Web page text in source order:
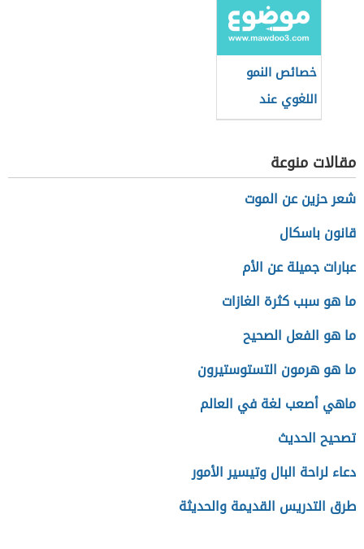
خصائص النمو
اللغوي عند
الأطفال
مقالات منوعة
شعر حزين عن الموت
قانون باسكال
عبارات جميلة عن الأم
ما هو سبب كثرة الغازات
ما هو الفعل الصحيح
ما هو هرمون التستوستيرون
ماهي أصعب لغة في العالم
تصحيح الحديث
دعاء لراحة البال وتيسير الأمور
طرق التدريس القديمة والحديثة